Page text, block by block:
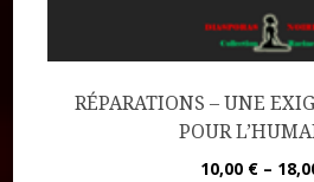
RÉPARATIONS – UNE
POUR
10,00 € –